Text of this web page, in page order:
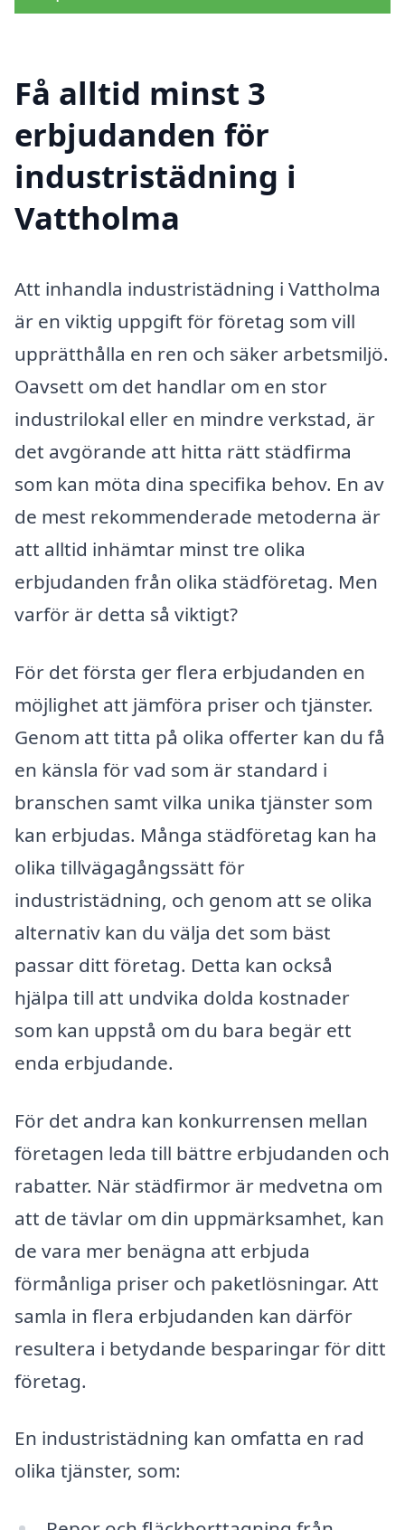
Få alltid minst 3
erbjudanden för
industristädning i
Vattholma
Att inhandla industristädning i Vattholma
är en viktig uppgift för företag som vill
upprätthålla en ren och säker arbetsmiljö.
Oavsett om det handlar om en stor
industrilokal eller en mindre verkstad, är
det avgörande att hitta rätt städfirma
som kan möta dina specifika behov. En av
de mest rekommenderade metoderna är
att alltid inhämtar minst tre olika
erbjudanden från olika städföretag. Men
varför är detta så viktigt?
För det första ger flera erbjudanden en
möjlighet att jämföra priser och tjänster.
Genom att titta på olika offerter kan du få
en känsla för vad som är standard i
branschen samt vilka unika tjänster som
kan erbjudas. Många städföretag kan ha
olika tillvägagångssätt för
industristädning, och genom att se olika
alternativ kan du välja det som bäst
passar ditt företag. Detta kan också
hjälpa till att undvika dolda kostnader
som kan uppstå om du bara begär ett
enda erbjudande.
För det andra kan konkurrensen mellan
företagen leda till bättre erbjudanden och
rabatter. När städfirmor är medvetna om
att de tävlar om din uppmärksamhet, kan
de vara mer benägna att erbjuda
förmånliga priser och paketlösningar. Att
samla in flera erbjudanden kan därför
resultera i betydande besparingar för ditt
företag.
En industristädning kan omfatta en rad
olika tjänster, som: